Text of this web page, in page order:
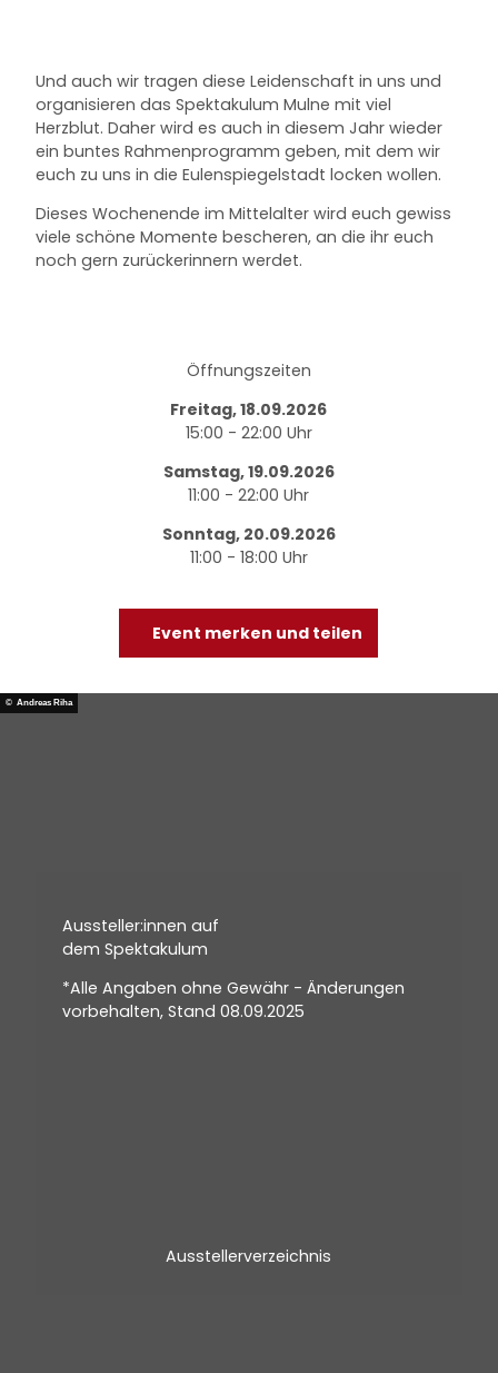
Und auch wir tragen diese Leidenschaft in uns und
organisieren das Spektakulum Mulne mit viel
Herzblut. Daher wird es auch in diesem Jahr wieder
ein buntes Rahmenprogramm geben, mit dem wir
euch zu uns in die Eulenspiegelstadt locken wollen.
Dieses Wochenende im Mittelalter wird euch gewiss
viele schöne Momente bescheren, an die ihr euch
noch gern zurückerinnern werdet.
Öffnungszeiten
Freitag, 18.09.2026
15:00 - 22:00 Uhr
Samstag, 19.09.2026
11:00 - 22:00 Uhr
Sonntag, 20.09.2026
11:00 - 18:00 Uhr
Event merken und teilen
© Andreas Riha
Aussteller:innen auf
dem Spektakulum
*Alle Angaben ohne Gewähr - Änderungen
vorbehalten, Stand 08.09.2025
Ausstellerverzeichnis